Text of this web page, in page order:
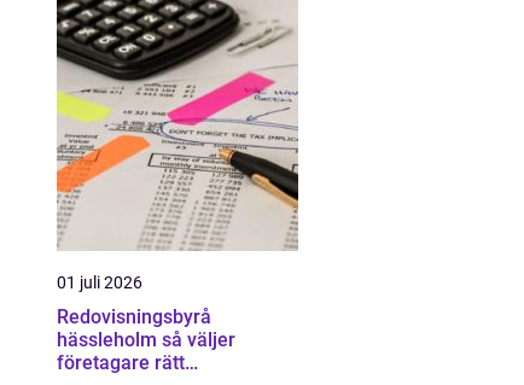
01 juli 2026
Redovisningsbyrå
hässleholm så väljer
företagare rätt